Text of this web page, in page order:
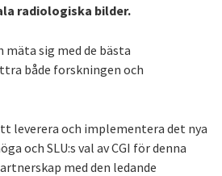
radiologiska bilder.
sig med de bästa
både forskningen och
leverera och implementera det nya
och SLU:s val av CGI för denna
med den ledande